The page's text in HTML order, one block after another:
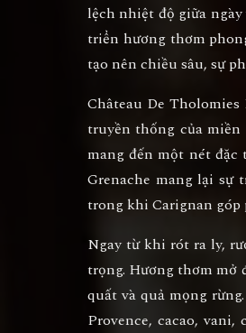
lệch nhiệt độ giữa
triển hương thơm
tạo nên chiều sâu, sự
Château De
truyền thống của
mang đến một nét đặc
Grenache mang lại sự
trong khi Carignan góp
Ngay từ khi rót ra ly,
trọng. Hương thơm mở
quất và quả mọng
Provence, cacao,